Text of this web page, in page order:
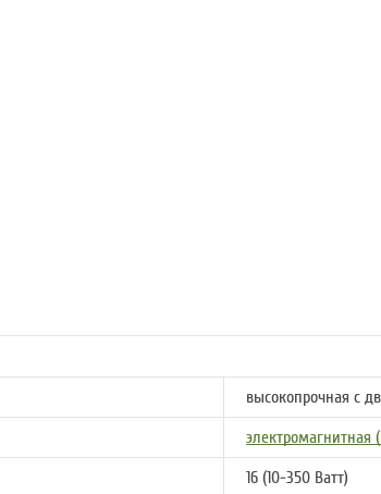
высокопрочная с
электромагнитная
16 (10-350 Ватт)